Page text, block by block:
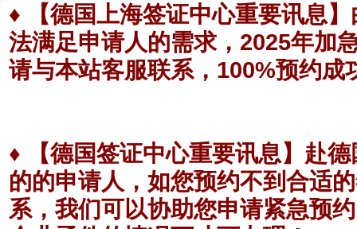
♦
【德国上海签证中心重要讯息
法满足申请人的需求，2025年加
请与本站客服联系，100%预约成
♦ 【德国签证中心重要讯息】 赴德
的的申请人，如您预约不到合适
系，我们可以协助您申请紧急预